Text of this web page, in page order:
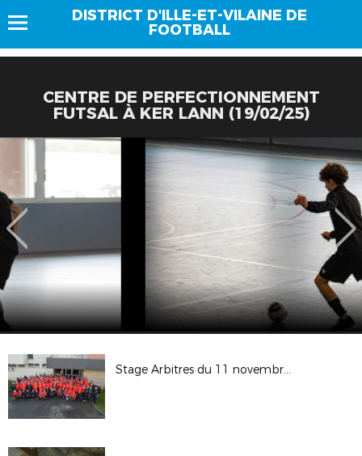
DISTRICT D'ILLE-ET-VILAINE DE
FOOTBALL
CENTRE DE PERFECTIONNEMENT
FUTSAL À KER LANN (19/02/25)
Stage Arbitres du 11 novembre 2016